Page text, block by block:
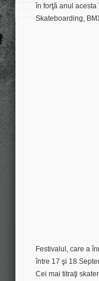
în forţă anul
Skateboarding,
Festivalul, care a
între 17 şi 18
Cei mai titraţi